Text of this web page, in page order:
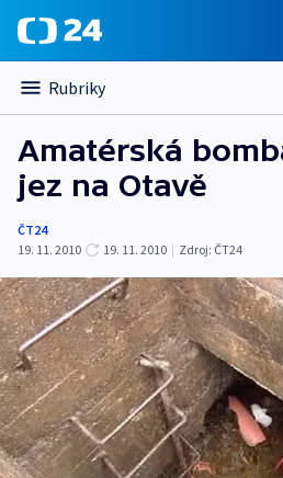
Rubriky
Amatérská
jez na Otavě
ČT24
19. 11. 2010
19. 11. 2010 | Zdroj: ČT24